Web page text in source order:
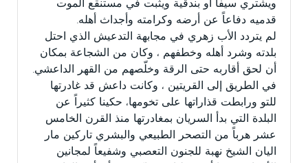
ويشتري سيفاً أو بندقية ويثبت في مستنقع الموت
قدميه دفاعاً عن أرضه وكرامته وأجداث أهله.
لم يتردد الأب زهري في مجابهة التدعيش الذي احتل
بلدته وشرد أهله وخطفهم ، وكان من الشجاعة بمكان
أن لحق أقاربه حتى الرقة وخلّصهم من القهر الداعشي.
في الطريق إلى القريتين ، وكانت داعش قد غادرتها
للتو ورابطت قذاراتها على تخومها، حكينا كثيراً عن
البلدة التي بدأ السريان بمغادرتها منذ القرن الخامس
عشر هرباً من التصحر الطبيعي والبشري تاركين مار
اليان الشيخ نهبة للجنون التعصبي وشفيعاً لمجانين